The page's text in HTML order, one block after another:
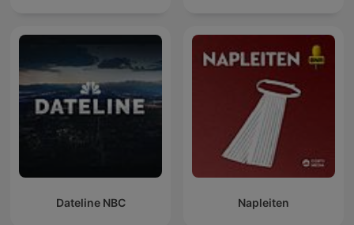
Dateline NBC Napleiten